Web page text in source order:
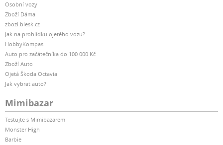
Osobní vozy
Zboží Dáma
zbozi.blesk.cz
Jak na prohlídku ojetého vozu?
HobbyKompas
Auto pro začátečníka do 100 000 Kč
Zboží Auto
Ojetá Škoda Octavia
Jak vybrat auto?
Mimibazar
Testujte s Mimibazarem
Monster High
Barbie